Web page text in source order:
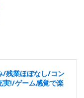
/残業ほぼなし/コン
実!/ゲーム感覚で楽